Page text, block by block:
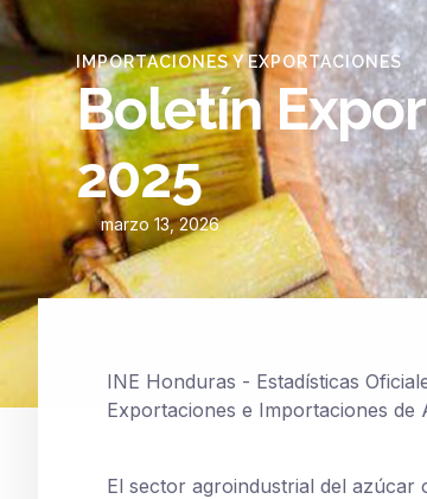
IMPORTACIONES Y EXPORTACIONES
Boletín
2025
marzo 13, 2026
INE Honduras - Estadísticas
Exportaciones e Importaciones de
El sector agroindustrial del